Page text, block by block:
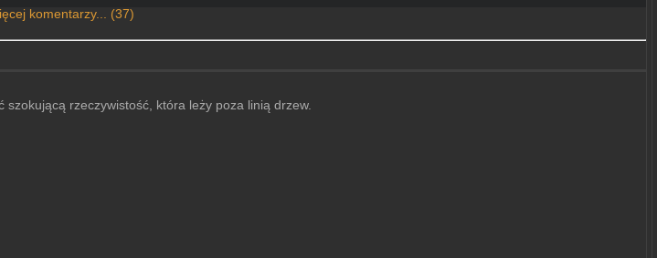
komentarzy... (37)
rzeczywistość, która leży poza linią drzew.